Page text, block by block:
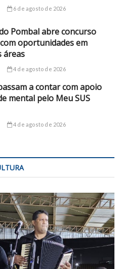
6 de agosto de 2026
Pombal abre concurso
oportunidades em
áreas
4 de agosto de 2026
a contar com apoio
mental pelo Meu SUS
4 de agosto de 2026